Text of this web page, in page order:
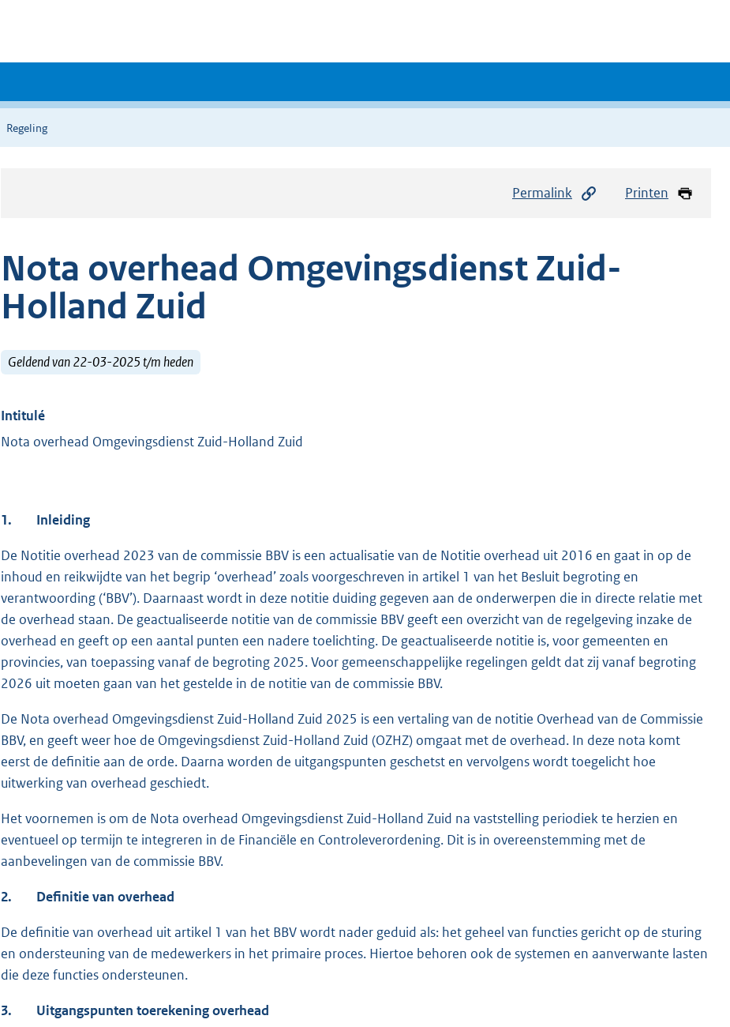
Regeling
Permalink Printen
Nota overhead Omgevingsdienst Zuid-
Holland Zuid
Geldend van 22-03-2025 t/m heden
Intitulé
Nota overhead Omgevingsdienst Zuid-Holland Zuid
1. Inleiding
De Notitie overhead 2023 van de commissie BBV is een actualisatie van de Notitie overhead uit 2016 en gaat in op de
inhoud en reikwijdte van het begrip ‘overhead’ zoals voorgeschreven in artikel 1 van het Besluit begroting en
verantwoording (‘BBV’). Daarnaast wordt in deze notitie duiding gegeven aan de onderwerpen die in directe relatie met
de overhead staan. De geactualiseerde notitie van de commissie BBV geeft een overzicht van de regelgeving inzake de
overhead en geeft op een aantal punten een nadere toelichting. De geactualiseerde notitie is, voor gemeenten en
provincies, van toepassing vanaf de begroting 2025. Voor gemeenschappelijke regelingen geldt dat zij vanaf begroting
2026 uit moeten gaan van het gestelde in de notitie van de commissie BBV.
De Nota overhead Omgevingsdienst Zuid-Holland Zuid 2025 is een vertaling van de notitie Overhead van de Commissie
BBV, en geeft weer hoe de Omgevingsdienst Zuid-Holland Zuid (OZHZ) omgaat met de overhead. In deze nota komt
eerst de definitie aan de orde. Daarna worden de uitgangspunten geschetst en vervolgens wordt toegelicht hoe
uitwerking van overhead geschiedt.
Het voornemen is om de Nota overhead Omgevingsdienst Zuid-Holland Zuid na vaststelling periodiek te herzien en
eventueel op termijn te integreren in de Financiële en Controleverordening. Dit is in overeenstemming met de
aanbevelingen van de commissie BBV.
2. Definitie van overhead
De definitie van overhead uit artikel 1 van het BBV wordt nader geduid als: het geheel van functies gericht op de sturing
en ondersteuning van de medewerkers in het primaire proces. Hiertoe behoren ook de systemen en aanverwante lasten
die deze functies ondersteunen.
3. Uitgangspunten toerekening overhead